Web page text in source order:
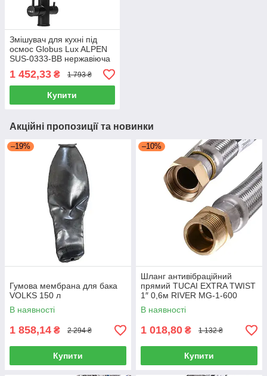
Змішувач для кухні під
осмос Globus Lux ALPEN
SUS-0333-BB нержавіюча
сталь, поворотний вилив,
чорний
1 452,33 ₴ 1 793 ₴
Купити
Акційні пропозиції та новинки
–19%
Гумова мембрана для бака
VOLKS 150 л
В наявності
1 858,14 ₴ 2 294 ₴
Купити
–10%
Шланг антивібраційний
прямий TUCAI EXTRA TWIST
1″ 0,6м RIVER MG-1-600
204742, обплетення
нержавіюча сталь, Іспанія
В наявності
1 018,80 ₴ 1 132 ₴
Купити